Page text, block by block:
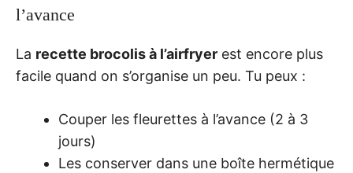
l’avance
La recette brocolis à l’airfryer est encore plus
facile quand on s’organise un peu. Tu peux :
Couper les fleurettes à l’avance (2 à 3
jours)
Les conserver dans une boîte hermétique